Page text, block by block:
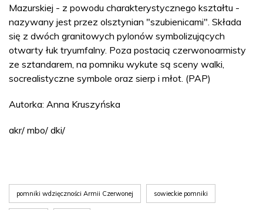
Mazurskiej - z powodu charakterystycznego kształtu -
nazywany jest przez olsztynian "szubienicami". Składa
się z dwóch granitowych pylonów symbolizujących
otwarty łuk tryumfalny. Poza postacią czerwonoarmisty
ze sztandarem, na pomniku wykute są sceny walki,
socrealistyczne symbole oraz sierp i młot. (PAP)
Autorka: Anna Kruszyńska
akr/ mbo/ dki/
pomniki wdzięczności Armii Czerwonej sowieckie pomniki